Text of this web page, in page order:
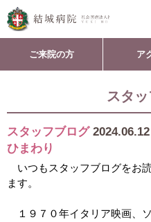
ご来院の方 ア
スタ
スタッフブログ 2024.06.12
ひまわり
いつもスタッフブログをお
ます。
１９７０年イタリア映画、